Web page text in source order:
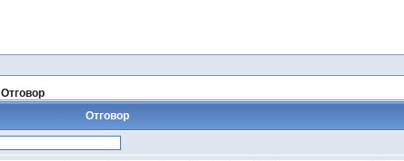
Отговор
Отговор